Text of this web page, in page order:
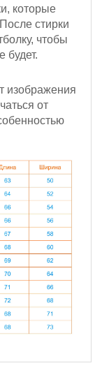
которые
стирки
чтобы
будет.
изображения
от